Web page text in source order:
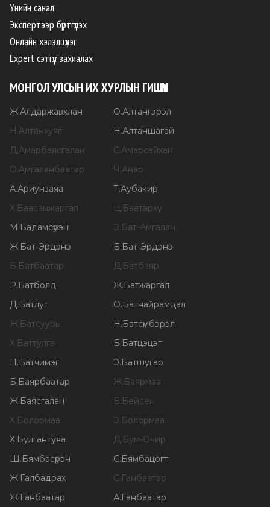
Үнийн санал
Экспертээр бүртгүүлэх
Онлайн хэлэлцүүлэг
Expert сэтгүүл захиалах
МОНГОЛ УЛСЫН ИХ ХУРЛЫН ГИШҮҮН
Ж.Алдаржавхлан О.Алтангэрэл
Н.Алтанхуяг Н.Алтаншагай
Д.Амарбаясгалан С.Амарсайхан
О.Амгаланбаатар Ч.Анар
А.Ариунзаяа Т.Аубакир
Х.Баасанжаргал Ц.Баатархүү
М.Бадамсүрэн Э.Бат-Амгалан
Ж.Бат-Эрдэнэ Б.Бат-Эрдэнэ
Б.Батбаатар Д.Батбаяр
Р.Батболд Ж.Батжаргал
Д.Батлут О.Батнайрамдал
Ж.Батсуурь Н.Батсүмбэрэл
Х.Баттулга Б.Батцэцэг
П.Батчимэг Э.Батшугар
Б.Баярбаатар Ж.Баярмаа
Ж.Баясгалан Б.Бейсен
Х.Болормаа Э.Болормаа
Х.Булгантуяа Д.Бум-Очир
Ш.Бямбасүрэн С.Бямбацогт
Ж.Галбадрах С.Ганбаатар
Ж.Ганбаатар А.Ганбаатар